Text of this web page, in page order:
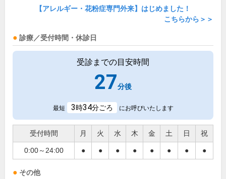
【アレルギー・花粉症専門外来】はじめました！
こちらから＞＞
診療／受付時間・休診日
受診までの目安時間
27分後
最短 3時34分ごろ にお呼びいたします
受付時間 月 火 水 木 金 土 日 祝
0:00～24:00 ● ● ● ● ● ● ● ●
その他